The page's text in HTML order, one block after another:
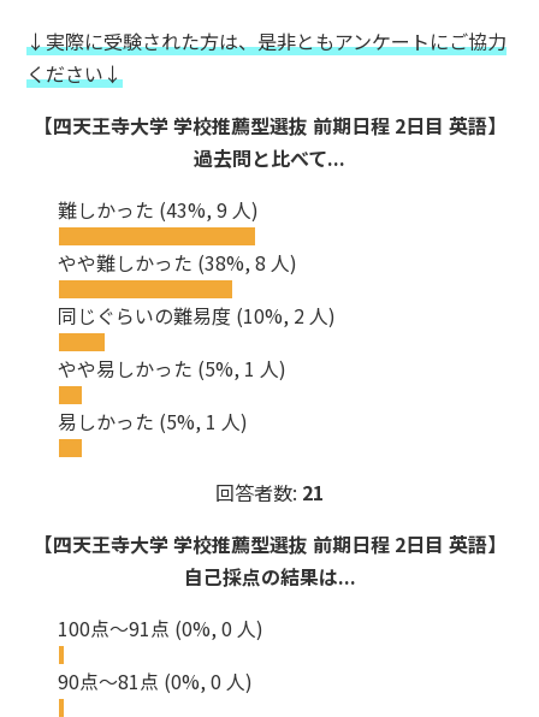
↓実際に受験された方は、是非ともアンケートにご協力
ください↓
【四天王寺大学 学校推薦型選抜 前期日程 2日目 英語】
過去問と比べて...
難しかった (43%, 9 人)
やや難しかった (38%, 8 人)
同じぐらいの難易度 (10%, 2 人)
やや易しかった (5%, 1 人)
易しかった (5%, 1 人)
回答者数: 21
【四天王寺大学 学校推薦型選抜 前期日程 2日目 英語】
自己採点の結果は...
100点～91点 (0%, 0 人)
90点～81点 (0%, 0 人)